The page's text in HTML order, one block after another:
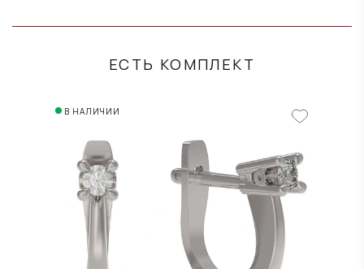
ЕСТЬ КОМПЛЕКТ
В НАЛИЧИИ